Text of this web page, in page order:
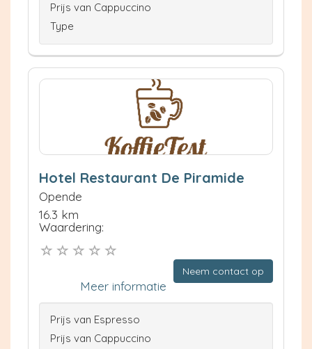
Prijs van Cappuccino
Type
Hotel Restaurant De Piramide
Opende
16.3 km
Waardering:
Neem contact op
Meer informatie
Prijs van Espresso
Prijs van Cappuccino